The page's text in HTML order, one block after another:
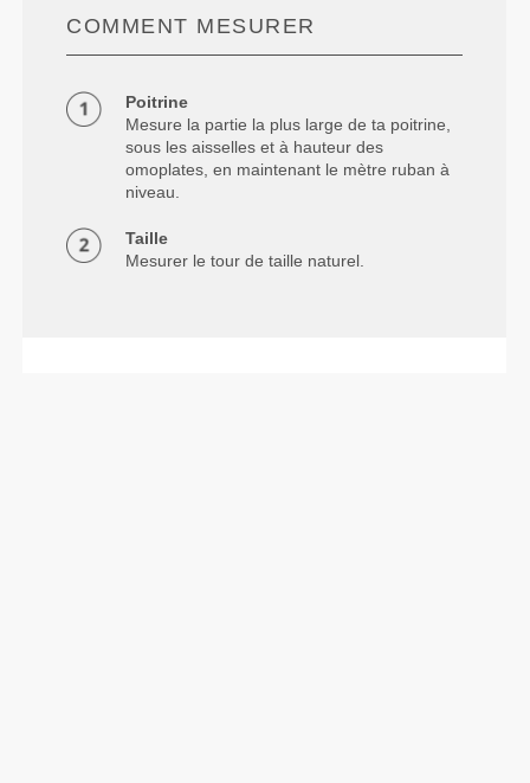
COMMENT MESURER
Poitrine
Mesure la partie la plus large de ta poitrine,
sous les aisselles et à hauteur des
omoplates, en maintenant le mètre ruban à
niveau.
Taille
Mesurer le tour de taille naturel.